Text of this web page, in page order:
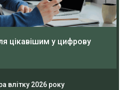
цікавішим у цифрову
влітку 2026 року